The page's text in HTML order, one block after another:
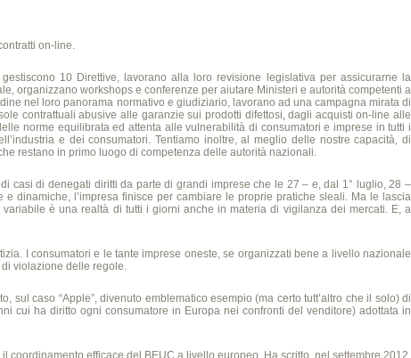
on-line.
10 Direttive, lavorano alla loro revisione legislativa per assicurarne la
organizzano workshops e conferenze per aiutare Ministeri e autorità competenti a
nel loro panorama normativo e giudiziario, lavorano ad una campagna mirata di
contrattuali abusive alle garanzie sui prodotti difettosi, dagli acquisti on-line alle
norme equilibrata ed attenta alle vulnerabilità di consumatori e imprese in tutti i
e dei consumatori. Tentiamo inoltre, al meglio delle nostre capacità, di
restano in primo luogo di competenza delle autorità nazionali.
casi di denegati diritti da parte di grandi imprese che le 27 – e, dal 1° luglio, 28 –
dinamiche, l’impresa finisce per cambiare le proprie pratiche sleali. Ma le lascia
è una realtà di tutti i giorni anche in materia di vigilanza dei mercati. E, a
I consumatori e le tante imprese oneste, se organizzati bene a livello nazionale
violazione delle regole.
caso “Apple”, divenuto emblematico esempio (ma certo tutt’altro che il solo) di
cui ha diritto ogni consumatore in Europa nei confronti del venditore) adottata in
efficace del BEUC a livello europeo. Ha scritto, nel settembre 2012,